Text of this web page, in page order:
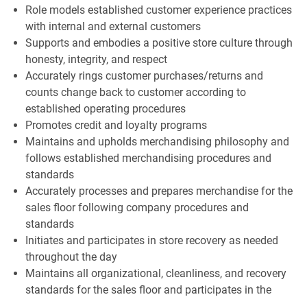
Role models established customer experience practices
with internal and external customers
Supports and embodies a positive store culture through
honesty, integrity, and respect
Accurately rings customer purchases/returns and
counts change back to customer according to
established operating procedures
Promotes credit and loyalty programs
Maintains and upholds merchandising philosophy and
follows established merchandising procedures and
standards
Accurately processes and prepares merchandise for the
sales floor following company procedures and
standards
Initiates and participates in store recovery as needed
throughout the day
Maintains all organizational, cleanliness, and recovery
standards for the sales floor and participates in the